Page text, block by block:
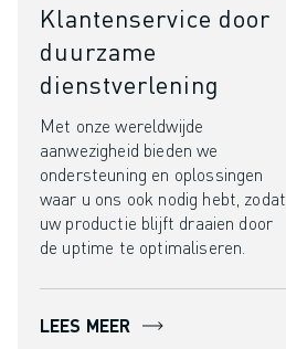
Klantenservice door
duurzame
dienstverlening
Met onze wereldwijde
aanwezigheid bieden we
ondersteuning en oplossingen
waar u ons ook nodig hebt, zodat
uw productie blijft draaien door
de uptime te optimaliseren.
LEES MEER